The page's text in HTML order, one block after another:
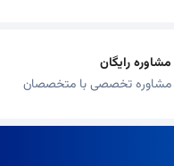
مشاوره رایگان
مشاوره تخصصی با متخصصان